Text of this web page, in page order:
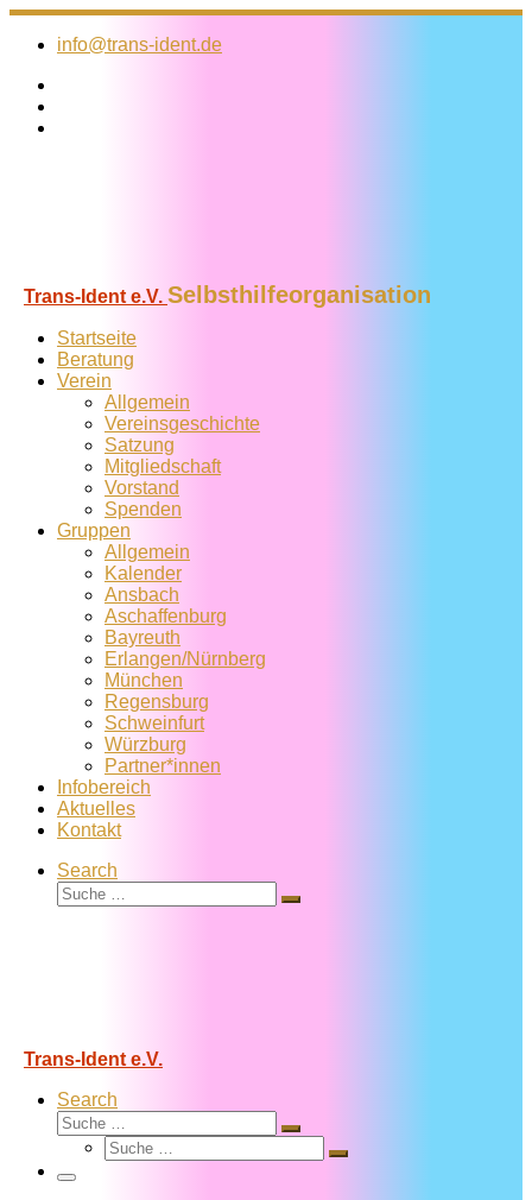
Zum
Inhalt
info@trans-ident.de
Trans-Ident e.V. Selbsthilfeorganisation
Startseite
Beratung
Verein
Allgemein
Vereins­geschichte
Satzung
Mitglied­schaft
Vorstand
Spenden
Gruppen
Allgemein
Kalender
Ansbach
Aschaffenburg
Bayreuth
Erlangen/Nürnberg
München
Regensburg
Schweinfurt
Würzburg
Partner*innen
Infobereich
Aktuelles
Kontakt
Search
Suche
Suche
Trans-Ident e.V.
Search
Suche
Suche
Suche
Suche
Menü